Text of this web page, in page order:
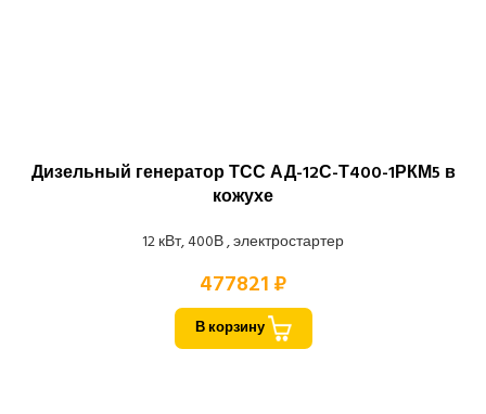
Дизельный генератор ТСС АД-12С-Т400-1РКМ5 в
кожухе
12 кВт, 400В , электростартер
477821 ₽
В корзину